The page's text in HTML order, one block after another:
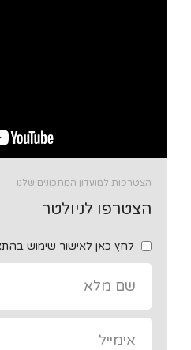
הצטרפות למועדון המתכונים שלנו
הצטרפו לניולטר
לחץ כאן לאישור שימוש